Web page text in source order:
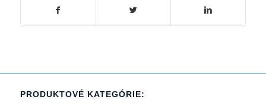
PRODUKTOVÉ KATEGÓRIE: